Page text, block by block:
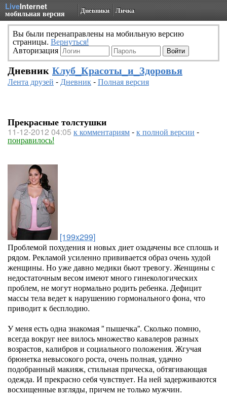
LiveInternet
мобильная версия Дневники Личка
Вы были перенаправлены на мобильную версию
страницы. Вернуться!
Авторизация
Дневник Клуб_Красоты_и_Здоровья
Лента друзей -Дневник-Полная версия
Прекрасные толстушки
11-12-2012 04:05 к комментариям-к полной версии -
понравилось!
[199x299]
Проблемой похудения и новых диет озадачены все сплошь и
рядом. Рекламой усиленно прививается образ очень худой
женщины. Но уже давно медики бьют тревогу. Женщины с
недостаточным весом имеют много гинекологических
проблем, не могут нормально родить ребенка. Дефицит
массы тела ведет к нарушению гормонального фона, что
приводит к бесплодию.
У меня есть одна знакомая ” пышечка”. Сколько помню,
всегда вокруг нее вилось множество кавалеров разных
возрастов, калибров и социального положения. Жгучая
брюнетка невысокого роста, очень полная, удачно
подобранный макияж, стильная прическа, обтягивающая
одежда. И прекрасно себя чувствует. На ней задерживаются
восхищенные взгляды, причем не только мужчин.